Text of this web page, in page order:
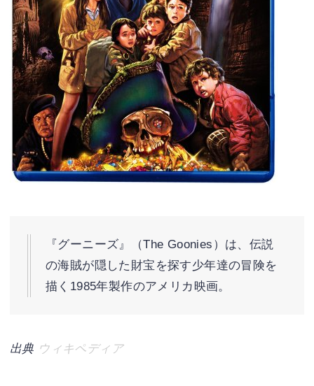
『グーニーズ』（The Goonies）は、伝説
の海賊が隠した財宝を探す少年達の冒険を
描く1985年製作のアメリカ映画。
出典 ウィキペディア